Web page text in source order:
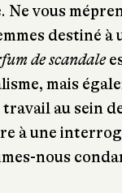
vous
destiné
de scandale
mais
au sein
à une
nous